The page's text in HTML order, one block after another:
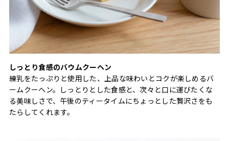
しっとり食感のバウムクーヘン
練乳をたっぷりと使用した、上品な味わいとコクが楽しめるバ
ームクーヘン。しっとりとした食感と、次々と口に運びたくな
る美味しさで、午後のティータイムにちょっとした贅沢さをも
たらしてくれます。